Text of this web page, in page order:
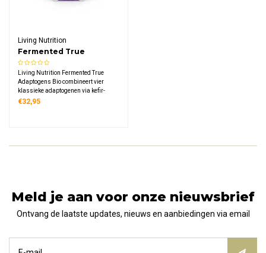
Living Nutrition
Fermented True
Adaptogens Bio
Living Nutrition Fermented True
Adaptogens Bio combineert vier
klassieke adaptogenen via kefir-
kombucha fermentatie. Deze
€32,95
Meld je aan voor onze nieuwsbrief
Ontvang de laatste updates, nieuws en aanbiedingen via email